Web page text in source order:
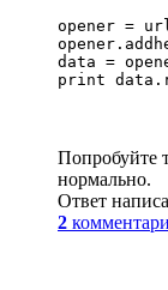
opener =
data =
Попробуйте
нормально.
Ответ
2